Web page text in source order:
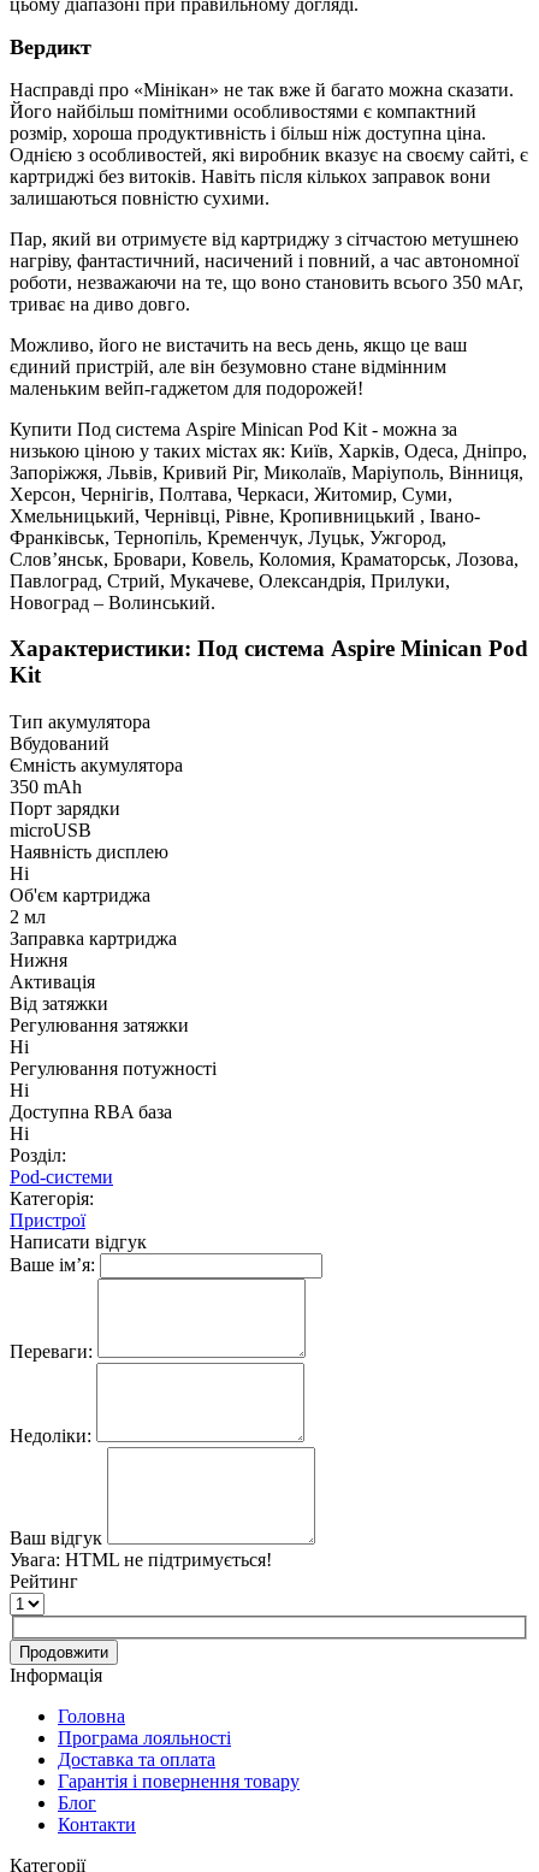
Вердикт
Насправді про «Мінікан» не так вже й багато можна сказати.
Його найбільш помітними особливостями є компактний
розмір, хороша продуктивність і більш ніж доступна ціна.
Однією з особливостей, які виробник вказує на своєму сайті, є
картриджі без витоків. Навіть після кількох заправок вони
залишаються повністю сухими.
Пар, який ви отримуєте від картриджу з сітчастою метушнею
нагріву, фантастичний, насичений і повний, а час автономної
роботи, незважаючи на те, що воно становить всього 350 мАг,
триває на диво довго.
Можливо, його не вистачить на весь день, якщо це ваш
єдиний пристрій, але він безумовно стане відмінним
маленьким вейп-гаджетом для подорожей!
Купити Под система Aspire Minican Pod Kit - можна за
низькою ціною у таких містах як: Київ, Харків, Одеса, Дніпро,
Запоріжжя, Львів, Кривий Ріг, Миколаїв, Маріуполь, Вінниця,
Херсон, Чернігів, Полтава, Черкаси, Житомир, Суми,
Хмельницький, Чернівці, Рівне, Кропивницький , Івано-
Франківськ, Тернопіль, Кременчук, Луцьк, Ужгород,
Слов’янськ, Бровари, Ковель, Коломия, Краматорськ, Лозова,
Павлоград, Стрий, Мукачеве, Олександрія, Прилуки,
Новоград – Волинський.
Характеристики: Под система Aspire Minican Pod
Kit
Тип акумулятора
Вбудований
Ємність акумулятора
350 mAh
Порт зарядки
microUSB
Наявність дисплею
Ні
Об'єм картриджа
2 мл
Заправка картриджа
Нижня
Активація
Від затяжки
Регулювання затяжки
Ні
Регулювання потужності
Ні
Доступна RBA база
Ні
Розділ:
Pod-системи
Категорія:
Пристрої
Написати відгук
Ваше ім’я:
Переваги:
Недоліки:
Ваш відгук
Увага: HTML не підтримується!
Рейтинг
Продовжити
Інформація
Головна
Програма лояльності
Доставка та оплата
Гарантія і повернення товару
Блог
Контакти
Категорії